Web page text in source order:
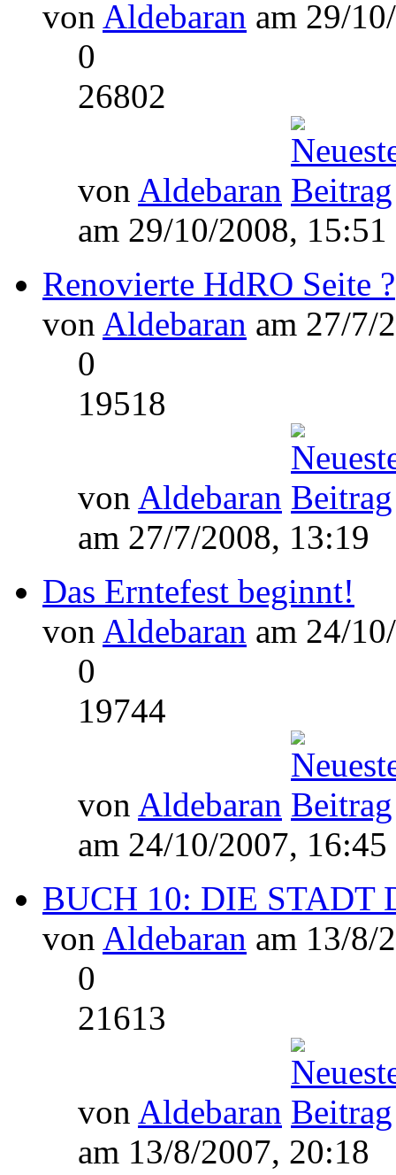
von Aldebaran am 29/
0
26802
von Aldebaran
am 29/10/2008, 15:51
Renovierte HdRO Seite ?
von Aldebaran am 27/7/
0
19518
von Aldebaran
am 27/7/2008, 13:19
Das Erntefest beginnt!
von Aldebaran am 24/
0
19744
von Aldebaran
am 24/10/2007, 16:45
BUCH 10: DIE STADT
von Aldebaran am 13/8/
0
21613
von Aldebaran
am 13/8/2007, 20:18